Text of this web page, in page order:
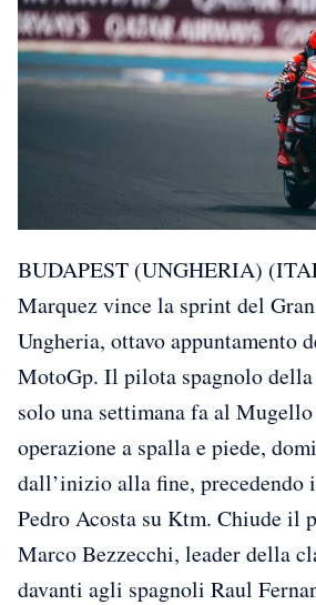
BUDAPEST (UNGHERIA)
Marquez vince la sprint del
Ungheria, ottavo appuntamento
MotoGp. Il pilota spagnolo
solo una settimana fa al
operazione a spalla e piede,
dall’inizio alla fine, precedendo
Pedro Acosta su Ktm. Chiude il
Marco Bezzecchi, leader della
davanti agli spagnoli Raul